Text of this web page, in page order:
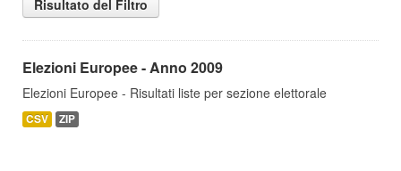
Risultato del Filtro
Elezioni Europee - Anno 2009
Elezioni Europee - Risultati liste per sezione elettorale
CSV ZIP